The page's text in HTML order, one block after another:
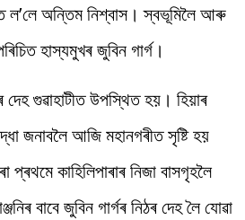
ল’লে অন্তিম নিশ্বাস। স্বভূমিলৈ আৰু
হাস্যমুখৰ জুবিন গাৰ্গ।
দেহ গুৱাহাটীত উপস্থিত হয়। হিয়াৰ
জনাবলৈ আজি মহানগৰীত সৃষ্টি হয়
প্ৰথমে কাহিলিপাৰাৰ নিজা বাসগৃহলৈ
বাবে জুবিন গাৰ্গৰ নিঠৰ দেহ লৈ যোৱা